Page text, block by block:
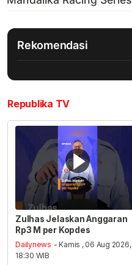
Rekomendasi
Republika TV
Zulhas Jelaskan Anggaran
Rp3 M per Kopdes
Dailynews - Kamis , 06 Aug 2026,
18:30 WIB